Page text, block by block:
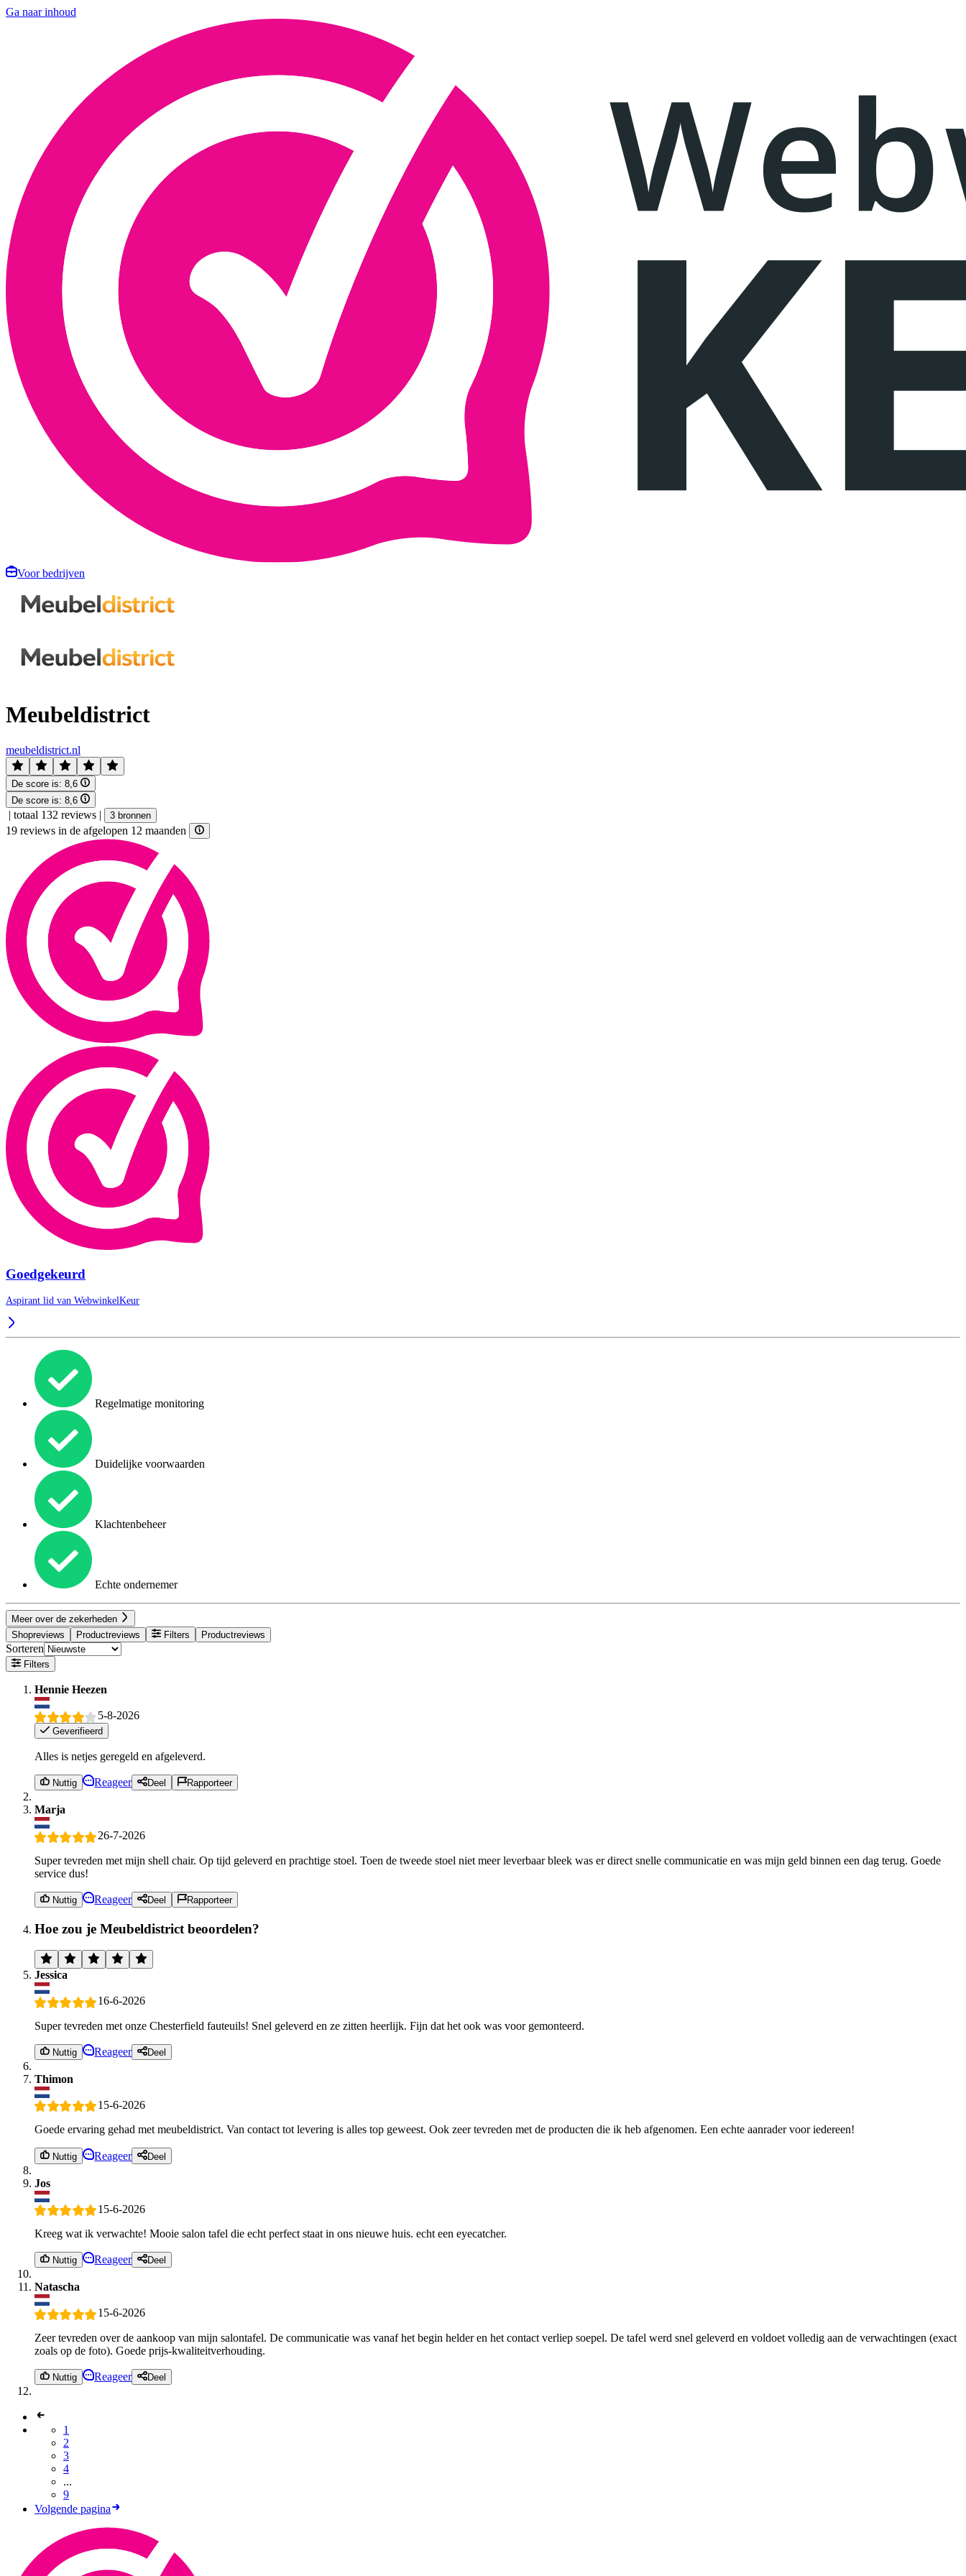
Ga naar inhoud
Voor bedrijven
Meubeldistrict
meubeldistrict.nl
De score is: 8,6
De score is: 8,6
| totaal 132 reviews | 3 bronnen
19 reviews in de afgelopen 12 maanden
Goedgekeurd
Aspirant lid van WebwinkelKeur
Regelmatige monitoring
Duidelijke voorwaarden
Klachtenbeheer
Echte ondernemer
Meer over de zekerheden
Shopreviews
Productreviews Filters Productreviews
Sorteren
Filters
Hennie Heezen
5-8-2026
Geverifieerd
Alles is netjes geregeld en afgeleverd.
Nuttig Reageer Deel Rapporteer
Marja
26-7-2026
Super tevreden met mijn shell chair. Op tijd geleverd en prachtige stoel. Toen de tweede stoel niet meer leverbaar bleek was er direct snelle communicatie en was mijn geld binnen een dag terug. Goede
service dus!
Nuttig Reageer Deel Rapporteer
Hoe zou je Meubeldistrict beoordelen?
Jessica
16-6-2026
Super tevreden met onze Chesterfield fauteuils! Snel geleverd en ze zitten heerlijk. Fijn dat het ook was voor gemonteerd.
Nuttig Reageer Deel
Thimon
15-6-2026
Goede ervaring gehad met meubeldistrict. Van contact tot levering is alles top geweest. Ook zeer tevreden met de producten die ik heb afgenomen. Een echte aanrader voor iedereen!
Nuttig Reageer Deel
Jos
15-6-2026
Kreeg wat ik verwachte! Mooie salon tafel die echt perfect staat in ons nieuwe huis. echt een eyecatcher.
Nuttig Reageer Deel
Natascha
15-6-2026
Zeer tevreden over de aankoop van mijn salontafel. De communicatie was vanaf het begin helder en het contact verliep soepel. De tafel werd snel geleverd en voldoet volledig aan de verwachtingen (exact
zoals op de foto). Goede prijs-kwaliteitverhouding.
Nuttig Reageer Deel
1
2
3
4
...
9
Volgende pagina